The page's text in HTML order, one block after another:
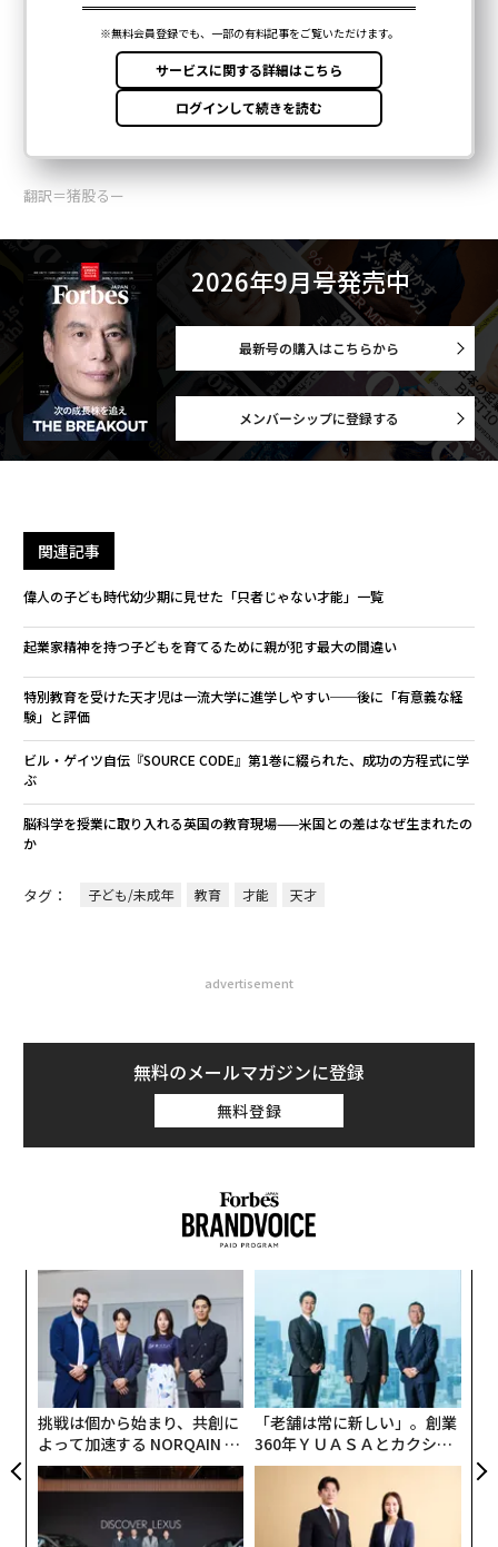
翻訳＝猪股るー
2026年9月号発売中
最新号の購入はこちらから
メンバーシップに登録する
関連記事
偉人の子ども時代――幼少期に見せた「只者じゃない才能」一覧
起業家精神を持つ子どもを育てるために親が犯す最大の間違い
特別教育を受けた天才児は一流大学に進学しやすい──後に「有意義な経
験」と評価
ビル・ゲイツ自伝『SOURCE CODE』第1巻に綴られた、成功の方程式に学
ぶ
脳科学を授業に取り入れる英国の教育現場——米国との差はなぜ生まれたの
か
タグ： 子ども/未成年 教育 才能 天才
advertisement
無料のメールマガジンに登録
無料登録
挑戦は個から始まり、共創に
よって加速する NORQAIN JA
PAN 特別座談会
「老舗は常に新しい」。創業
360年ＹＵＡＳＡとカクシン
CEO田尻望が語る、AIを超え
る人の価値